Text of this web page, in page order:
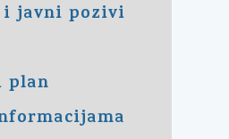
javni pozivi
plan